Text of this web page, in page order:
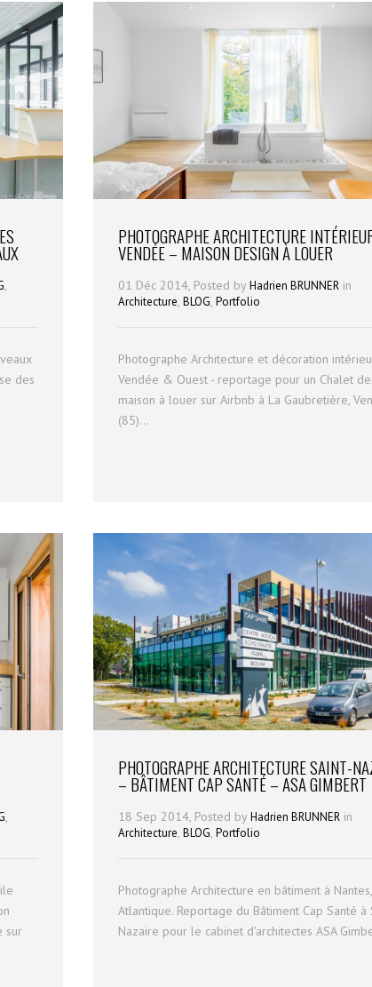
,
des
PHOTOGRAPHE ARCHITECTURE
VENDÉE – MAISON DESIGN À LOUER
01 Déc 2014, Posted byHadrien BRUNNER in
Architecture,BLOG,Portfolio
Photographe Architecture et décoration
Vendée & Ouest - reportage pour un Chalet
maison à louer sur Airbnb à La Gaubretière,
(85)...
,
sur
PHOTOGRAPHE ARCHITECTURE SAINT-
– BÂTIMENT CAP SANTÉ – ASA GIMBERT
18 Sep 2014, Posted byHadrien BRUNNER in
Architecture,BLOG,Portfolio
Photographe Architecture en bâtiment à
Atlantique. Reportage du Bâtiment Cap Santé à
Nazaire pour le cabinet d'architectes ASA